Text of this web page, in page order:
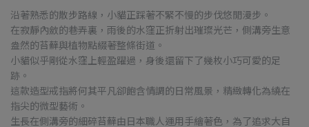
沿著熟悉的散步路線，小貓正踩著不緊不慢的步伐悠閒漫步。
在寂靜內斂的巷弄裏，雨後的水窪正折射出璀璨光芒，側溝旁生意
盎然的苔蘚與植物點綴著整條街道。
小貓似乎剛從水窪上輕盈躍過，身後還留下了幾枚小巧可愛的足
跡。
這款造型戒指將何其平凡卻飽含情調的日常風景，精緻轉化為繞在
指尖的微型藝術。
生長在側溝旁的細碎苔蘚由日本職人運用手繪著色，為了追求大自